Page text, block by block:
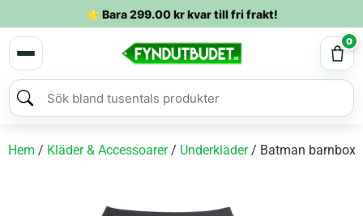
⭐ Bara299.00krkvar till fri frakt!
0
Hem / Kläder & Accessoarer/ Underkläder/ Batman